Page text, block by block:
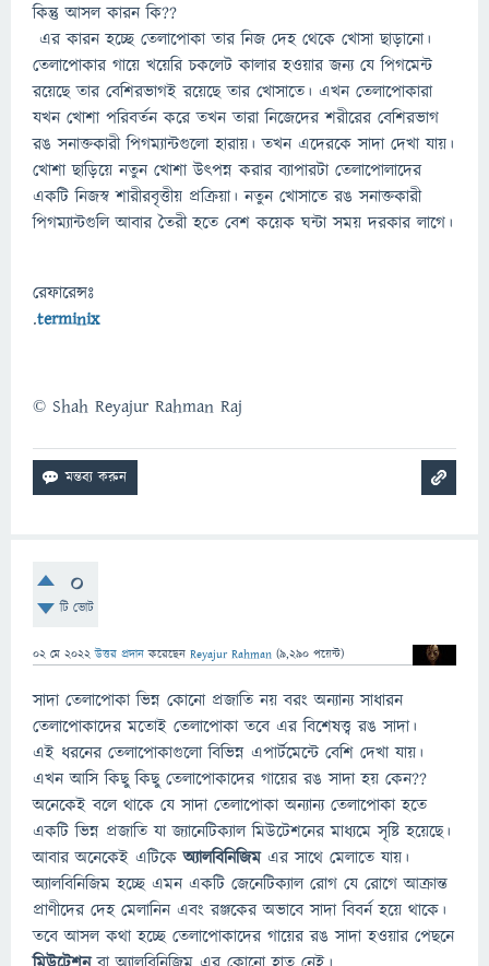
কিন্তু আসল কারন কি??
এর কারন হচ্ছে তেলাপোকা তার নিজ দেহ থেকে খোসা ছাড়ানো।
তেলাপোকার গায়ে খয়েরি চকলেট কালার হওয়ার জন্য যে পিগমেন্ট
রয়েছে তার বেশিরভাগই রয়েছে তার খোসাতে। এখন তেলাপোকারা
যখন খোশা পরিবর্তন করে তখন তারা নিজেদের শরীরের বেশিরভাগ
রঙ সনাক্তকারী পিগম্যান্টগুলো হারায়। তখন এদেরকে সাদা দেখা যায়।
খোশা ছাড়িয়ে নতুন খোশা উৎপন্ন করার ব্যাপারটা তেলাপোলাদের
একটি নিজস্ব শারীরবৃত্তীয় প্রক্রিয়া। নতুন খোসাতে রঙ সনাক্তকারী
পিগম্যান্টগুলি আবার তৈরী হতে বেশ কয়েক ঘন্টা সময় দরকার লাগে।
রেফারেন্সঃ
.terminix
© Shah Reyajur Rahman Raj
0
টি ভোট
02 মে 2022 উত্তর প্রদান করেছেন Reyajur Rahman (9,290 পয়েন্ট)
সাদা তেলাপোকা ভিন্ন কোনো প্রজাতি নয় বরং অন্যান্য সাধারন
তেলাপোকাদের মতোই তেলাপোকা তবে এর বিশেষত্ত্ব রঙ সাদা।
এই ধরনের তেলাপোকাগুলো বিভিন্ন এপার্টমেন্টে বেশি দেখা যায়।
এখন আসি কিছু কিছু তেলাপোকাদের গায়ের রঙ সাদা হয় কেন??
অনেকেই বলে থাকে যে সাদা তেলাপোকা অন্যান্য তেলাপোকা হতে
একটি ভিন্ন প্রজাতি যা জ্যানেটিক্যাল মিউটেশনের মাধ্যমে সৃষ্টি হয়েছে।
আবার অনেকেই এটিকেঅ্যালবিনিজিমএর সাথে মেলাতে যায়।
অ্যালবিনিজিম হচ্ছে এমন একটি জেনেটিক্যাল রোগ যে রোগে আক্রান্ত
প্রাণীদের দেহ মেলানিন এবং রঞ্জকের অভাবে সাদা বিবর্ন হয়ে থাকে।
তবে আসল কথা হচ্ছে তেলাপোকাদের গায়ের রঙ সাদা হওয়ার পেছনে